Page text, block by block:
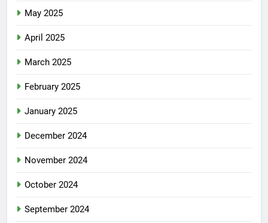
May 2025
April 2025
March 2025
February 2025
January 2025
December 2024
November 2024
October 2024
September 2024